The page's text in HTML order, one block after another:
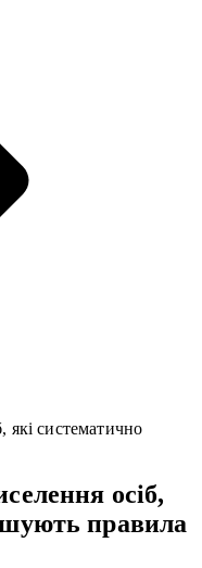
систематично
осіб,
правила